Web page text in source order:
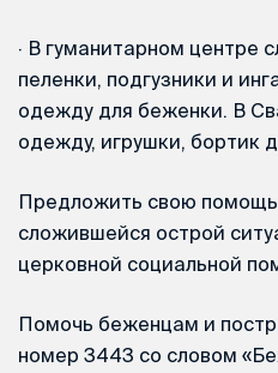
· В гуманитарном центре
пеленки, подгузники и
одежду для беженки. В
одежду, игрушки, бортик
Предложить свою помощь
сложившейся острой
церковной социальной
Помочь беженцам и
номер 3443 со словом